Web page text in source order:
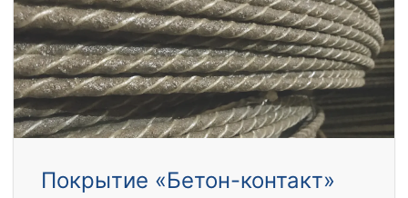
Покрытие «Бетон-контакт»